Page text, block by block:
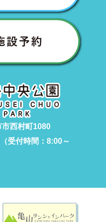
西村町1080
受付時間：8:00～